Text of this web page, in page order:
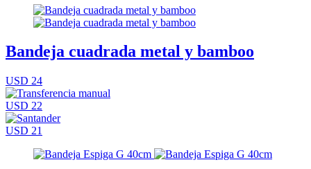
Bandeja cuadrada metal y bamboo
USD 24
USD 22
USD 21